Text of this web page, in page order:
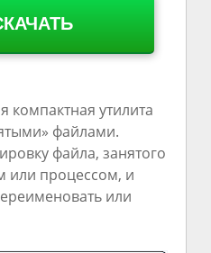
компактная утилита
файлами.
файла, занятого
или процессом, и
или